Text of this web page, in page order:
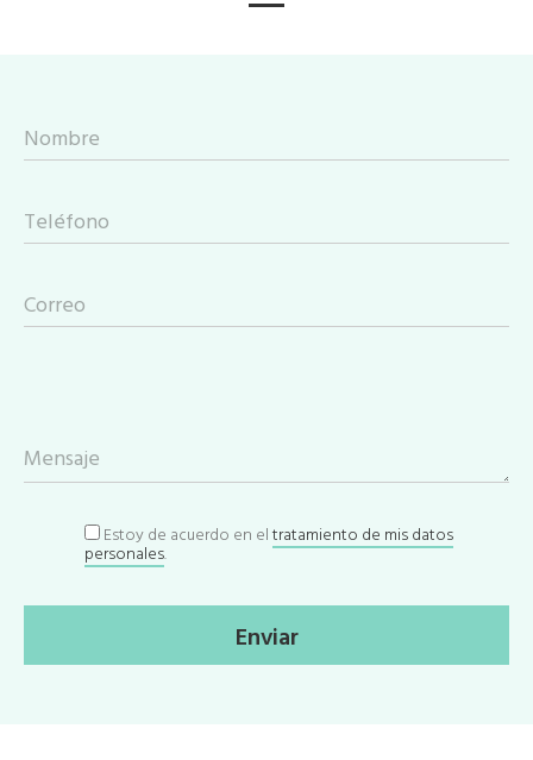
Nombre
Teléfono
Correo
Mensaje
Estoy de acuerdo en eltratamiento de mis datos
personales.
Enviar